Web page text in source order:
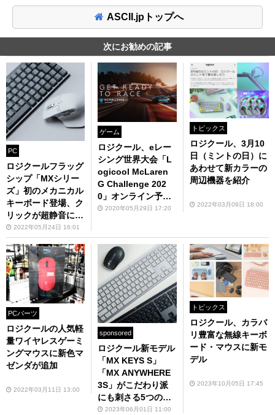
ASCII.jpトップへ
次にお勧めの記事
PC
ロジクールフラッグ
シップ「MXシリー
ズ」初のメカニカル
キーボード登場、ク
リックが超静音にな
ったマウスも
2022年05月24日 16:01
ゲーム
ロジクール、eレー
シング世界大会「L
ogicool McLaren
G Challenge 202
0」オンライン予選
の受付開始
2020年05月29日 17:20
トピックス
ロジクール、3月10
日（ミントの日）に
あわせて新カラーの
周辺機器を紹介
2022年03月09日 18:00
PCパーツ
ロジクールの人気軽
量ワイヤレスゲーミ
ングマウスに新色マ
ゼンダが追加
2022年03月11日 13:00
sponsored
ロジクール新モデル
「MX KEYS S」
「MX ANYWHERE
3S」がこだわり派
にも刺さる5つの理
由2023年06月01日 11:00
トピックス
ロジクール、カラバ
リ豊富な無線キーボ
ード・マウスに新モ
デル
2023年10月05日 17:45